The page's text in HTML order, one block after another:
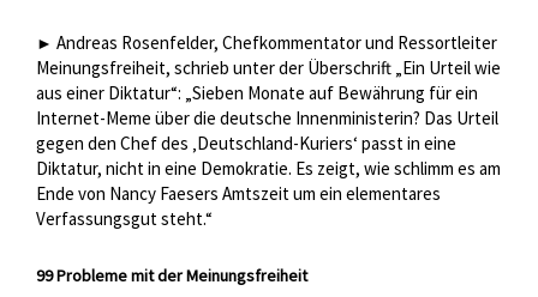
► Andreas Rosenfelder, Chefkommentator und Ressortleiter
Meinungsfreiheit, schrieb unter der Überschrift „Ein Urteil wie
aus einer Diktatur“: „Sieben Monate auf Bewährung für ein
Internet-Meme über die deutsche Innenministerin? Das Urteil
gegen den Chef des ‚Deutschland-Kuriers‘ passt in eine
Diktatur, nicht in eine Demokratie. Es zeigt, wie schlimm es am
Ende von Nancy Faesers Amtszeit um ein elementares
Verfassungsgut steht.“
99 Probleme mit der Meinungsfreiheit